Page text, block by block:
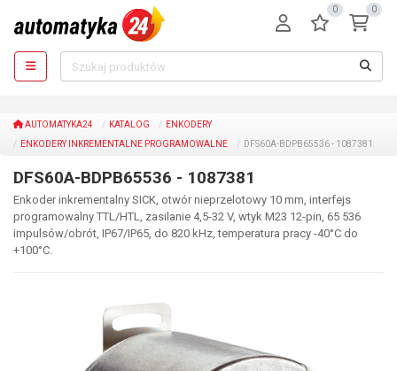
0 0
AUTOMATYKA24 KATALOG
ENKODERY
ENKODERY INKREMENTALNE PROGRAMOWALNE
DFS60A-BDPB65536 - 1087381
DFS60A-BDPB65536 - 1087381
Enkoder inkrementalny SICK, otwór nieprzelotowy 10 mm, interfejs
programowalny TTL/HTL, zasilanie 4,5-32 V, wtyk M23 12-pin, 65 536
impulsów/obrót, IP67/IP65, do 820 kHz, temperatura pracy -40°C do
+100°C.